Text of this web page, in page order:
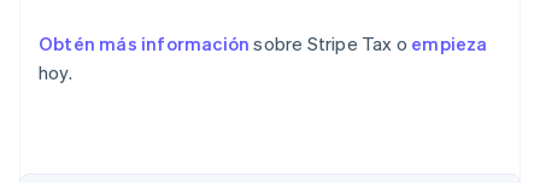
Obtén más información sobre Stripe Tax o empieza
hoy.